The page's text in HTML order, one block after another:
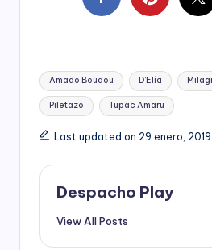
Tags:
Amado Boudou D'Elía
Piletazo Tupac Amaru
Last updated on 29 enero, 2019
Despacho Play
View All Posts